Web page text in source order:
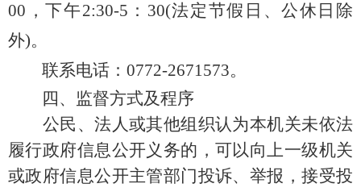
00，下午2:30-5：30(法定节假日、公休日除
外)。
联系电话：0772-2671573。
四、监督方式及程序
公民、法人或其他组织认为本机关未依法
履行政府信息公开义务的，可以向上一级机关
或政府信息公开主管部门投诉、举报，接受投